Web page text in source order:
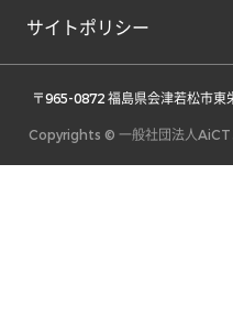
サイトポリシー
〒965-0872 福島県会津若松市東
Copyrights © 一般社団法人